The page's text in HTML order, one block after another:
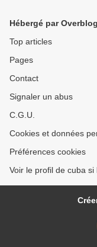
Hébergé par Overblog
Top articles
Pages
Contact
Signaler un abus
C.G.U.
Cookies et données
Préférences cookies
Voir le profil de cuba